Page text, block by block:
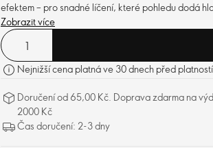
efektem – pro snadné líčení, které pohledu dodá
Zobrazit více
Nejnižší cena platná ve 30 dnech před
Doručení od 65,00 Kč. Doprava zdarma na
2000 Kč
Čas doručení: 2-3 dny